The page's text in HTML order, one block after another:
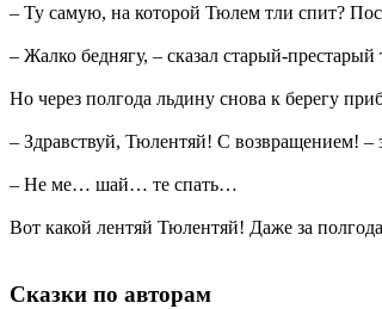
– Ту самую, на которой Тюлем тли спит?
– Жалко беднягу, – сказал старый-
Но через полгода льдину снова к берегу
– Здравствуй, Тюлентяй! С возвращением! –
– Не ме… шай… те спать…
Вот какой лентяй Тюлентяй! Даже за
Сказки по авторам